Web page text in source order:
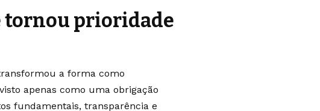
tornou prioridade
a forma como
apenas como uma obrigação
fundamentais, transparência e